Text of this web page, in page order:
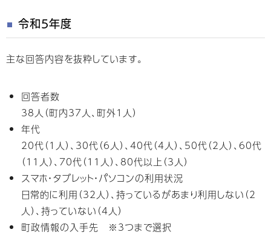
令和5年度
主な回答内容を抜粋しています。
回答者数
38人（町内37人、町外1人）
年代
20代（1人）、30代（6人）、40代（4人）、50代（2人）、60代
（11人）、70代（11人）、80代以上（3人）
スマホ・タブレット・パソコンの利用状況
日常的に利用（32人）、持っているがあまり利用しない（2
人）、持っていない（4人）
町政情報の入手先 ※3つまで選択